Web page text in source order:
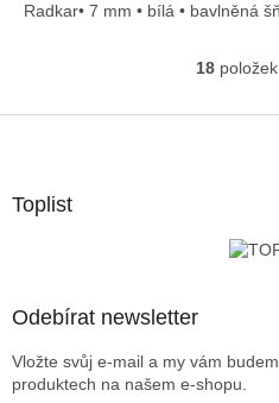
Radkar• 7 mm • bílá • bavlněná
O
l
p
v
18
Toplist
Odebírat newsletter
Vložte svůj e-mail a my vám
produktech na našem e-shopu.